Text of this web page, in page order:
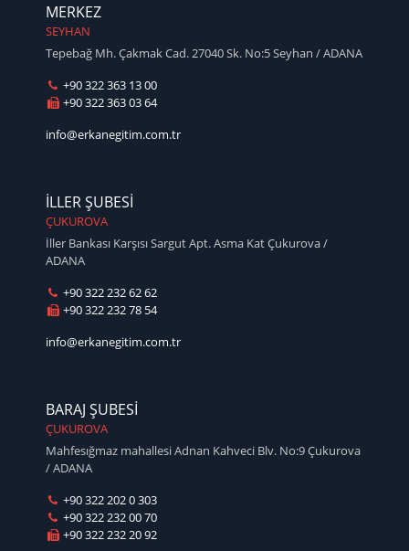
MERKEZ
SEYHAN
Tepebağ Mh. Çakmak Cad. 27040 Sk. No:5 Seyhan / ADANA
+90 322 363 13 00
+90 322 363 03 64
info@erkanegitim.com.tr
İLLER ŞUBESİ
ÇUKUROVA
İller Bankası Karşısı Sargut Apt. Asma Kat Çukurova /
ADANA
+90 322 232 62 62
+90 322 232 78 54
info@erkanegitim.com.tr
BARAJ ŞUBESİ
ÇUKUROVA
Mahfesığmaz mahallesi Adnan Kahveci Blv. No:9 Çukurova
/ ADANA
+90 322 202 0 303
+90 322 232 00 70
+90 322 232 20 92